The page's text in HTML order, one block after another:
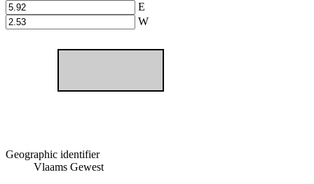
E
W
Geographic identifier
Vlaams Gewest